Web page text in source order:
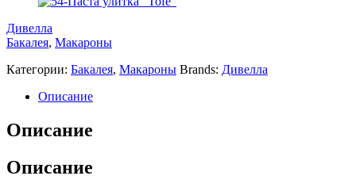
Дивелла
Бакалея, Макароны
Категории: Бакалея, Макароны Brands: Дивелла
Описание
Описание
Описание